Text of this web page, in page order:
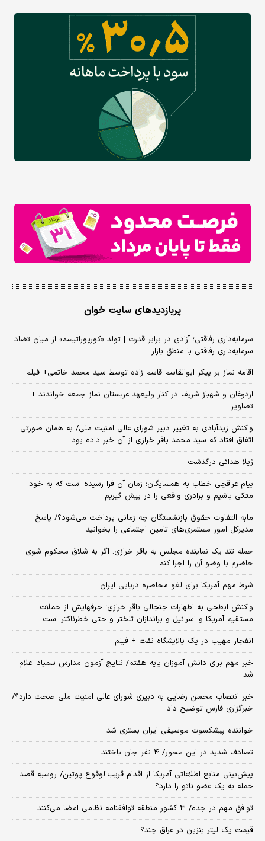
پربازدیدهای سایت خوان
سرمایه‌داری رفاقتی؛ آزادی در برابر قدرت | تولد «کورپوراتیسم» از میان تضاد
سرمایه‌داری رفاقتی با منطق بازار
اقامه نماز بر پیکر ابوالقاسم قاسم زاده توسط سید محمد خاتمی+ فیلم
اردوغان و شهباز شریف در کنار ولیعهد عربستان نماز جمعه خواندند +
تصاویر
واکنش زیدآبادی به تغییر دبیر شورای عالی امنیت ملی/ به همان صورتی
اتفاق افتاد که سید محمد باقر خرازی از آن خبر داده بود
ژیلا هدائی درگذشت
پیام عراقچی خطاب به همسایگان؛ زمان آن فرا رسیده است که به خود
متکی باشیم و برادری واقعی را در پیش گیریم
مابه التفاوت حقوق بازنشستگان چه زمانی پرداخت می‌شود؟/ پاسخ
مدیرکل امور مستمری‌های تامین اجتماعی را بخوانید
حمله تند یک نماینده مجلس به باقر خرازی: اگر به شلاق محکوم شوی
حاضرم با وضو آن را اجرا کنم
شرط مهم آمریکا برای لغو محاصره دریایی ایران
واکنش ابطحی به اظهارات جنجالی باقر خرازی؛ حرفهایش از حملات
مستقیم آمریکا و اسرائیل و براندازان تلختر و حتی خطرناکتر است
انفجار مهیب در یک پالایشگاه نفت + فیلم
خبر مهم برای دانش آموزان پایه هفتم/ نتایج آزمون مدارس سمپاد اعلام
شد
خبر انتصاب محسن رضایی به دبیری شورای عالی امنیت ملی صحت دارد؟/
خبرگزاری فارس توضیح داد
خواننده پیشکسوت موسیقی ایران بستری شد
تصادف شدید در این محور/ ۴ نفر جان باختند
پیش‌بینی منابع اطلاعاتی آمریکا از اقدام قریب‌الوقوع پوتین/ روسیه قصد
حمله به یک عضو ناتو را دارد؟
توافق مهم در جده/ ۳ کشور منطقه توافقنامه نظامی امضا می‌کنند
قیمت یک لیتر بنزین در عراق چند؟